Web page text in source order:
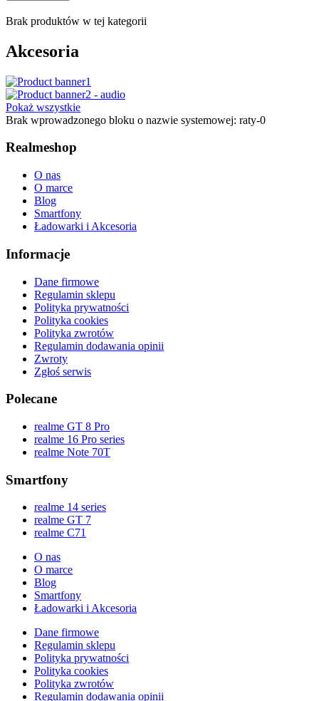
Brak produktów w tej kategorii
Akcesoria
Pokaż wszystkie
Brak wprowadzonego bloku o nazwie systemowej: raty-0
Realmeshop
O nas
O marce
Blog
Smartfony
Ładowarki i Akcesoria
Informacje
Dane firmowe
Regulamin sklepu
Polityka prywatności
Polityka cookies
Polityka zwrotów
Regulamin dodawania opinii
Zwroty
Zgłoś serwis
Polecane
realme GT 8 Pro
realme 16 Pro series
realme Note 70T
Smartfony
realme 14 series
realme GT 7
realme C71
O nas
O marce
Blog
Smartfony
Ładowarki i Akcesoria
Dane firmowe
Regulamin sklepu
Polityka prywatności
Polityka cookies
Polityka zwrotów
Regulamin dodawania opinii